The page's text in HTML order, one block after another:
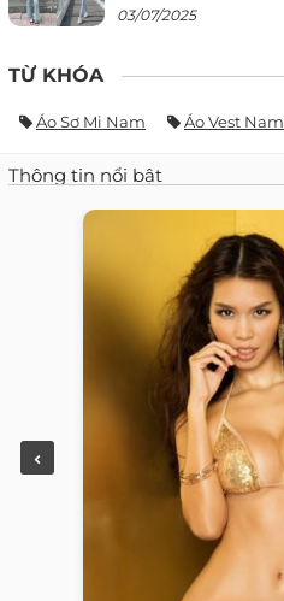
03/07/2025
TỪ KHÓA
Áo Sơ Mi Nam Áo Vest Nam
Thông tin nổi bật